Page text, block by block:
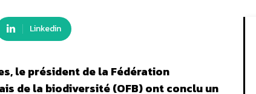
Linkedin
le président de la Fédération
de la biodiversité (OFB) ont conclu un